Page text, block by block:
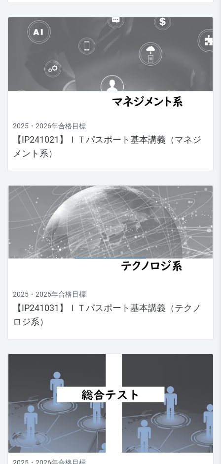
2025・2026年合格目標
【IP241021】ＩＴパスポート基本講義（マネジ
メント系）
2025・2026年合格目標
【IP241031】ＩＴパスポート基本講義（テクノ
ロジ系）
2025・2026年合格目標